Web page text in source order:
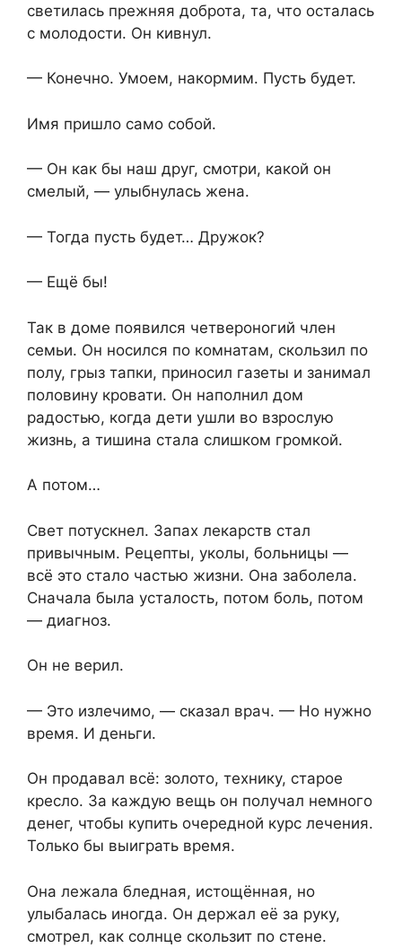
светилась прежняя доброта, та, что осталась
с молодости. Он кивнул.
— Конечно. Умоем, накормим. Пусть будет.
Имя пришло само собой.
— Он как бы наш друг, смотри, какой он
смелый, — улыбнулась жена.
— Тогда пусть будет… Дружок?
— Ещё бы!
Так в доме появился четвероногий член
семьи. Он носился по комнатам, скользил по
полу, грыз тапки, приносил газеты и занимал
половину кровати. Он наполнил дом
радостью, когда дети ушли во взрослую
жизнь, а тишина стала слишком громкой.
А потом…
Свет потускнел. Запах лекарств стал
привычным. Рецепты, уколы, больницы —
всё это стало частью жизни. Она заболела.
Сначала была усталость, потом боль, потом
— диагноз.
Он не верил.
— Это излечимо, — сказал врач. — Но нужно
время. И деньги.
Он продавал всё: золото, технику, старое
кресло. За каждую вещь он получал немного
денег, чтобы купить очередной курс лечения.
Только бы выиграть время.
Она лежала бледная, истощённая, но
улыбалась иногда. Он держал её за руку,
смотрел, как солнце скользит по стене.